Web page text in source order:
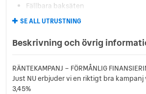
Fällbara baksäten
Färddator
Läslampa
Multifunktionsratt
Servostyrning
Sidoairbags
SE ALL UTRUSTNING
Beskrivning och övrig
RÄNTEKAMPANJ – FÖRMÅNLIG
Just NU erbjuder vi en riktigt bra kampanj
3,45%